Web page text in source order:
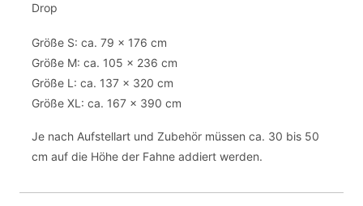
Drop
Größe S: ca. 79 x 176 cm
Größe M: ca. 105 x 236 cm
Größe L: ca. 137 x 320 cm
Größe XL: ca. 167 x 390 cm
Je nach Aufstellart und Zubehör müssen ca. 30 bis 50
cm auf die Höhe der Fahne addiert werden.